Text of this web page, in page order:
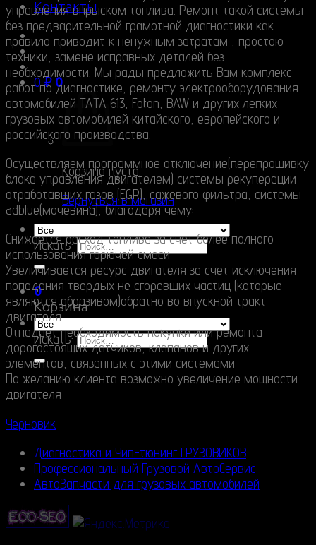
Контакты
0₽0
Корзина пуста.
Вернуться в магазин
Искать:
0
Корзина
Искать:
управления впрыском топлива. Ремонт такой системы
без предварительной грамотной диагностики как
правило приводит к ненужным затратам , простою
техники, замене исправных деталей без
необходимости. Мы рады предложить Вам комплекс
работ по диагностике, ремонту электрооборудования
автомобилей ТАТА 613, Foton, BAW и других легких
грузовых автомобилей китайского, европейского и
российского производства.
Осуществляем программное отключение(перепрошивку
блока управления двигателем) системы рекуперации
отработавших газов (EGR), сажевого фильтра, системы
adblue(мочевина), благодаря чему:
Снижается расход топлива за счет более полного
использования горючей смеси
Увеличивается ресурс двигателя за счет исключения
попадания твердых не сгоревших частиц (которые
являются абразивом)обратно во впускной тракт
двигателя.
Отпадает необходимость покупки или ремонта
дорогостоящих датчиков, клапанов и других
элементов, связанных с этими системами
По желанию клиента возможно увеличение мощности
двигателя
Черновик
Диагностика и Чип-тюнинг ГРУЗОВИКОВ
Профессиональный Грузовой АвтоСервис
АвтоЗапчасти для грузовых автомобилей